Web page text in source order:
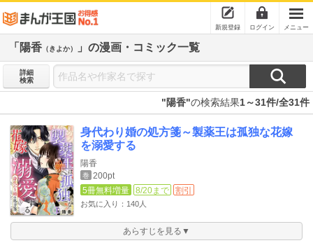
新規登録 ログイン メニュー
「陽香 （きよか） 」の漫画・コミック一覧
詳細
検索
"陽香"の検索結果1～31件/全31件
身代わり婚の処方箋～製薬王は孤独な花嫁
を溺愛する
陽香
巻 200pt
5冊無料増量
8/20まで 割引
お気に入り：140人
あらすじを見る▼